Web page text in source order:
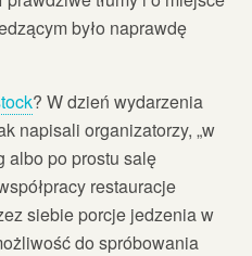
było naprawdę
? W dzień wydarzenia
napisali organizatorzy, „w
albo po prostu salę
restauracje
siebie porcje jedzenia w
do spróbowania